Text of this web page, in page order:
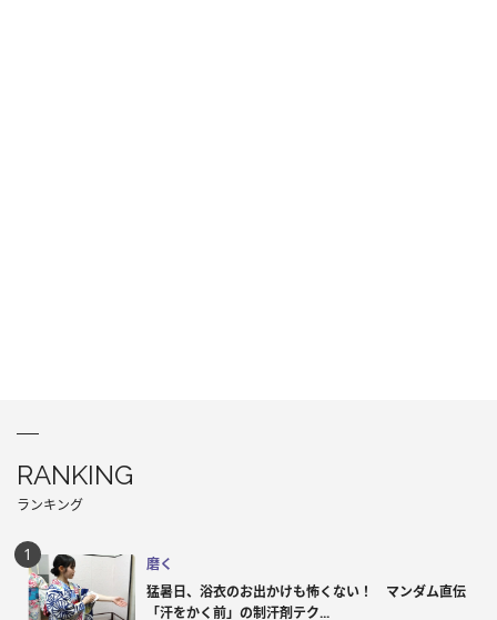
RANKING
ランキング
磨く
猛暑日、浴衣のお出かけも怖くない！ マンダム直伝
「汗をかく前」の制汗剤テク...